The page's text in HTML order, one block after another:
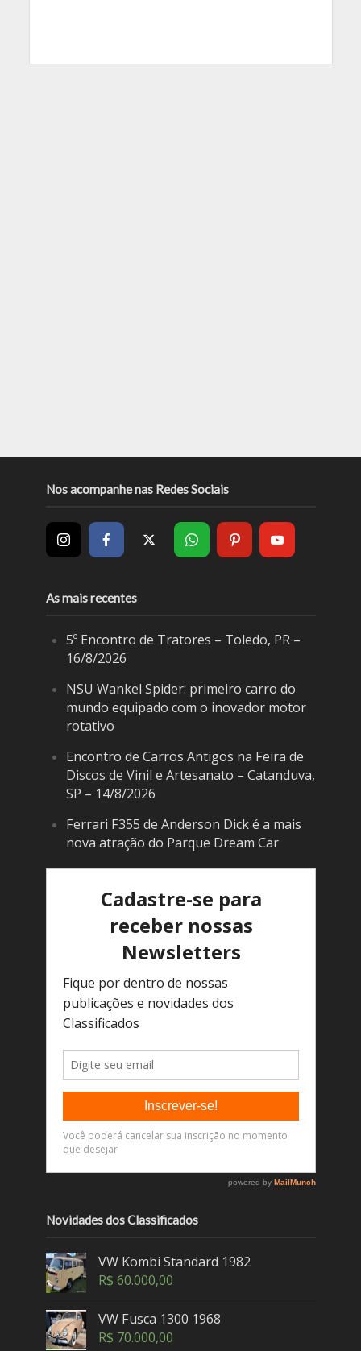
Nos acompanhe nas Redes Sociais
As mais recentes
5º Encontro de Tratores – Toledo, PR –
16/8/2026
NSU Wankel Spider: primeiro carro do
mundo equipado com o inovador motor
rotativo
Encontro de Carros Antigos na Feira de
Discos de Vinil e Artesanato – Catanduva,
SP – 14/8/2026
Ferrari F355 de Anderson Dick é a mais
nova atração do Parque Dream Car
Novidades dos Classificados
VW Kombi Standard 1982
R$ 60.000,00
VW Fusca 1300 1968
R$ 70.000,00